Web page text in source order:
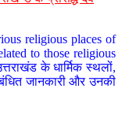
religious places of
to those religious
के धार्मिक स्थलों,
जानकारी और उनकी